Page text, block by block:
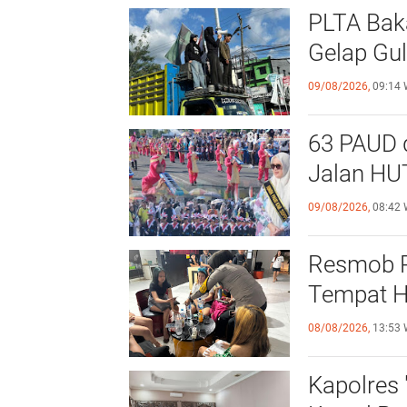
PLTA
Gelap
09/08/2026, 09:14
63
Jalan
09/08/2026, 08:42
Resmob
Tempat
08/08/2026, 13:53
Kapolres